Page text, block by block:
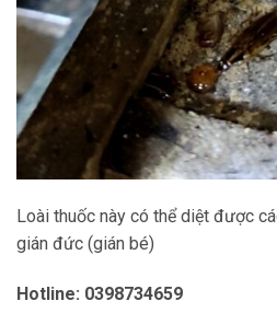
Loài thuốc này có thể diệt được
gián đức (gián bé)
Hotline: 0398734659